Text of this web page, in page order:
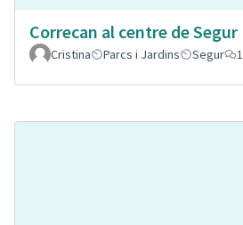
Correcan al centre de Segur
Cristina
Parcs i Jardins Segur 1